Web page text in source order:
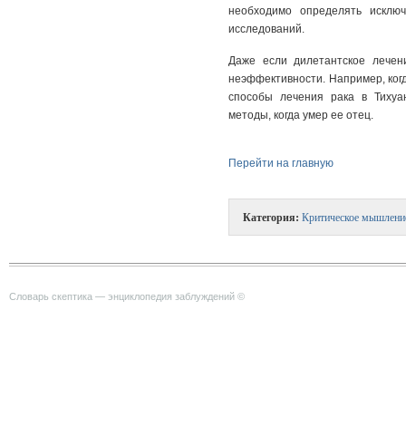
необходимо определять
исследований.
Даже если дилетантское
неэффективности. Например,
способы лечения рака в
методы, когда умер ее отец.
Перейти на главную
Категория: Критическое
Словарь скептика — энциклопедия заблуждений ©